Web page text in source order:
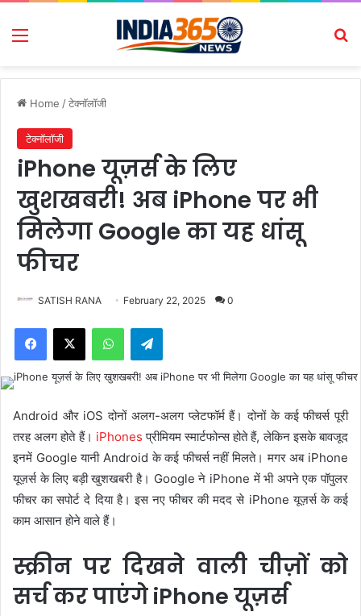
Menu
Home /टेक्नॉलॉजी
टेक्नॉलॉजी
iPhone यूज़र्स के लिए
खुशखबरी! अब iPhone पर भी
मिलेगा Google का यह धांसू
फीचर
SATISH RANA February 22, 2025 0
Facebook
X WhatsAppTelegram
Android और iOS दोनों अलग-अलग प्लेटफॉर्म हैं। दोनों के कई फीचर्स पूरी
तरह अलग होते हैं। iPhones प्रीमियम स्मार्टफोन्स होते हैं, लेकिन इसके बावजूद
इनमें Google यानी Android के कई फीचर्स नहीं मिलते। मगर अब iPhone
यूज़र्स के लिए बड़ी खुशखबरी है। Google ने iPhone में भी अपने एक पॉपुलर
फीचर का सपोर्ट दे दिया है। इस नए फीचर की मदद से iPhone यूज़र्स के कई
काम आसान होने वाले हैं।
स्क्रीन पर दिखने वाली चीज़ों को
सर्च कर पाएंगे iPhone यूज़र्स